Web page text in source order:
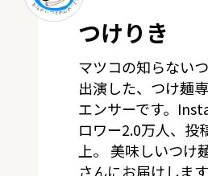
つけりき
マツコの知らない
出演した、つけ麺
エンサーです。
ロワー2.0万人、投
上。 美味しいつけ
さんにお届けしま